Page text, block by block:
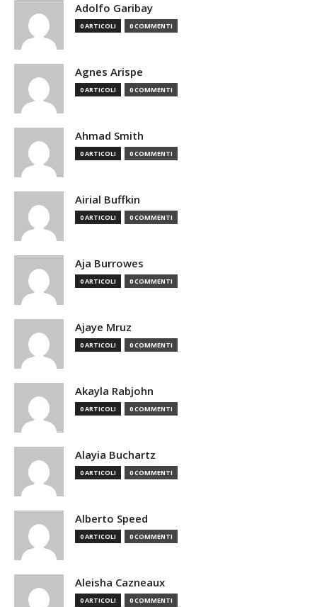
Adolfo Garibay
0 ARTICOLI 0 COMMENTI
Agnes Arispe
0 ARTICOLI 0 COMMENTI
Ahmad Smith
0 ARTICOLI 0 COMMENTI
Airial Buffkin
0 ARTICOLI 0 COMMENTI
Aja Burrowes
0 ARTICOLI 0 COMMENTI
Ajaye Mruz
0 ARTICOLI 0 COMMENTI
Akayla Rabjohn
0 ARTICOLI 0 COMMENTI
Alayia Buchartz
0 ARTICOLI 0 COMMENTI
Alberto Speed
0 ARTICOLI 0 COMMENTI
Aleisha Cazneaux
0 ARTICOLI 0 COMMENTI